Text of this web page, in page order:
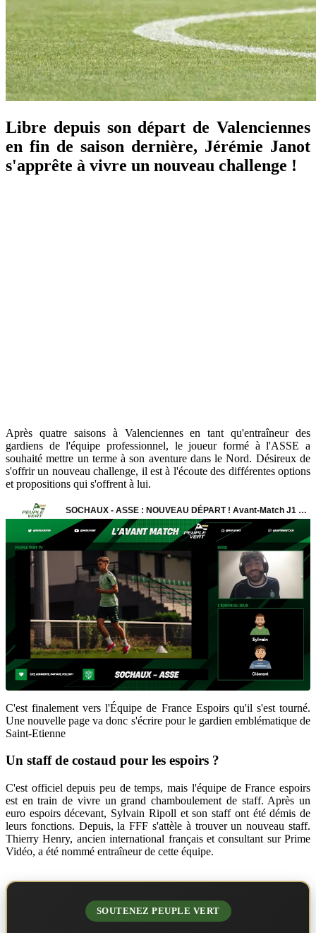
Libre depuis son départ de Valenciennes
en fin de saison dernière, Jérémie Janot
s'apprête à vivre un nouveau challenge !
Après quatre saisons à Valenciennes en tant qu'entraîneur des
gardiens de l'équipe professionnel, le joueur formé à l'ASSE a
souhaité mettre un terme à son aventure dans le Nord. Désireux de
s'offrir un nouveau challenge, il est à l'écoute des différentes options
et propositions qui s'offrent à lui.
C'est finalement vers l'Équipe de France Espoirs qu'il s'est tourné.
Une nouvelle page va donc s'écrire pour le gardien emblématique de
Saint-Etienne
Un staff de costaud pour les espoirs ?
C'est officiel depuis peu de temps, mais l'équipe de France espoirs
est en train de vivre un grand chamboulement de staff. Après un
euro espoirs décevant, Sylvain Ripoll et son staff ont été démis de
leurs fonctions. Depuis, la FFF s'attèle à trouver un nouveau staff.
Thierry Henry, ancien international français et consultant sur Prime
Vidéo, a été nommé entraîneur de cette équipe.
SOUTENEZ PEUPLE VERT